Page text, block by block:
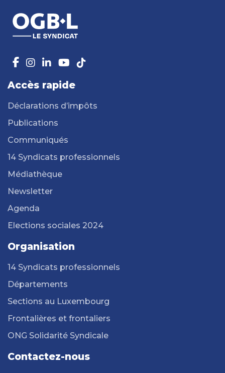
Accès rapide
Déclarations d’impôts
Publications
Communiqués
14 Syndicats professionnels
Médiathèque
Newsletter
Agenda
Elections sociales 2024
Organisation
14 Syndicats professionnels
Départements
Sections au Luxembourg
Frontalières et frontaliers
ONG Solidarité Syndicale
Contactez-nous